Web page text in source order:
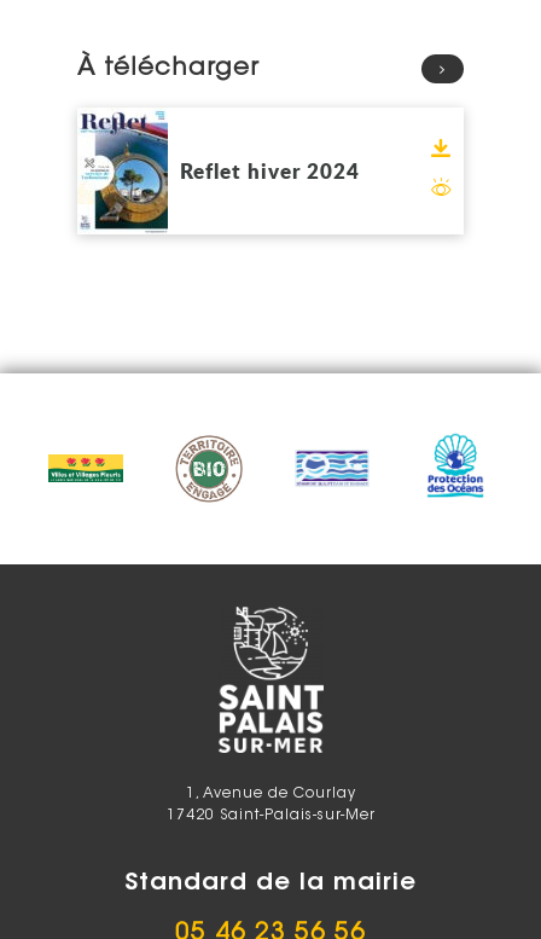
À télécharger
Reflet hiver 2024
Voir
Feuilleter
1, Avenue de Courlay
17420 Saint-Palais-sur-Mer
Standard de la mairie